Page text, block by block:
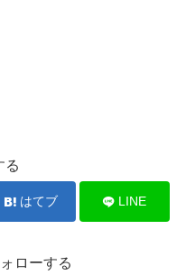
る
はてブ LINE
ローする